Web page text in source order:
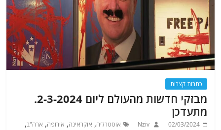
כתבות קצרות
מבזקי חדשות מהעולם ליום 2-3-2024.
מתעדכן
02/03/2024
Nziv אוסטרליה, אוקראינה, אירופה, ארה"ב,